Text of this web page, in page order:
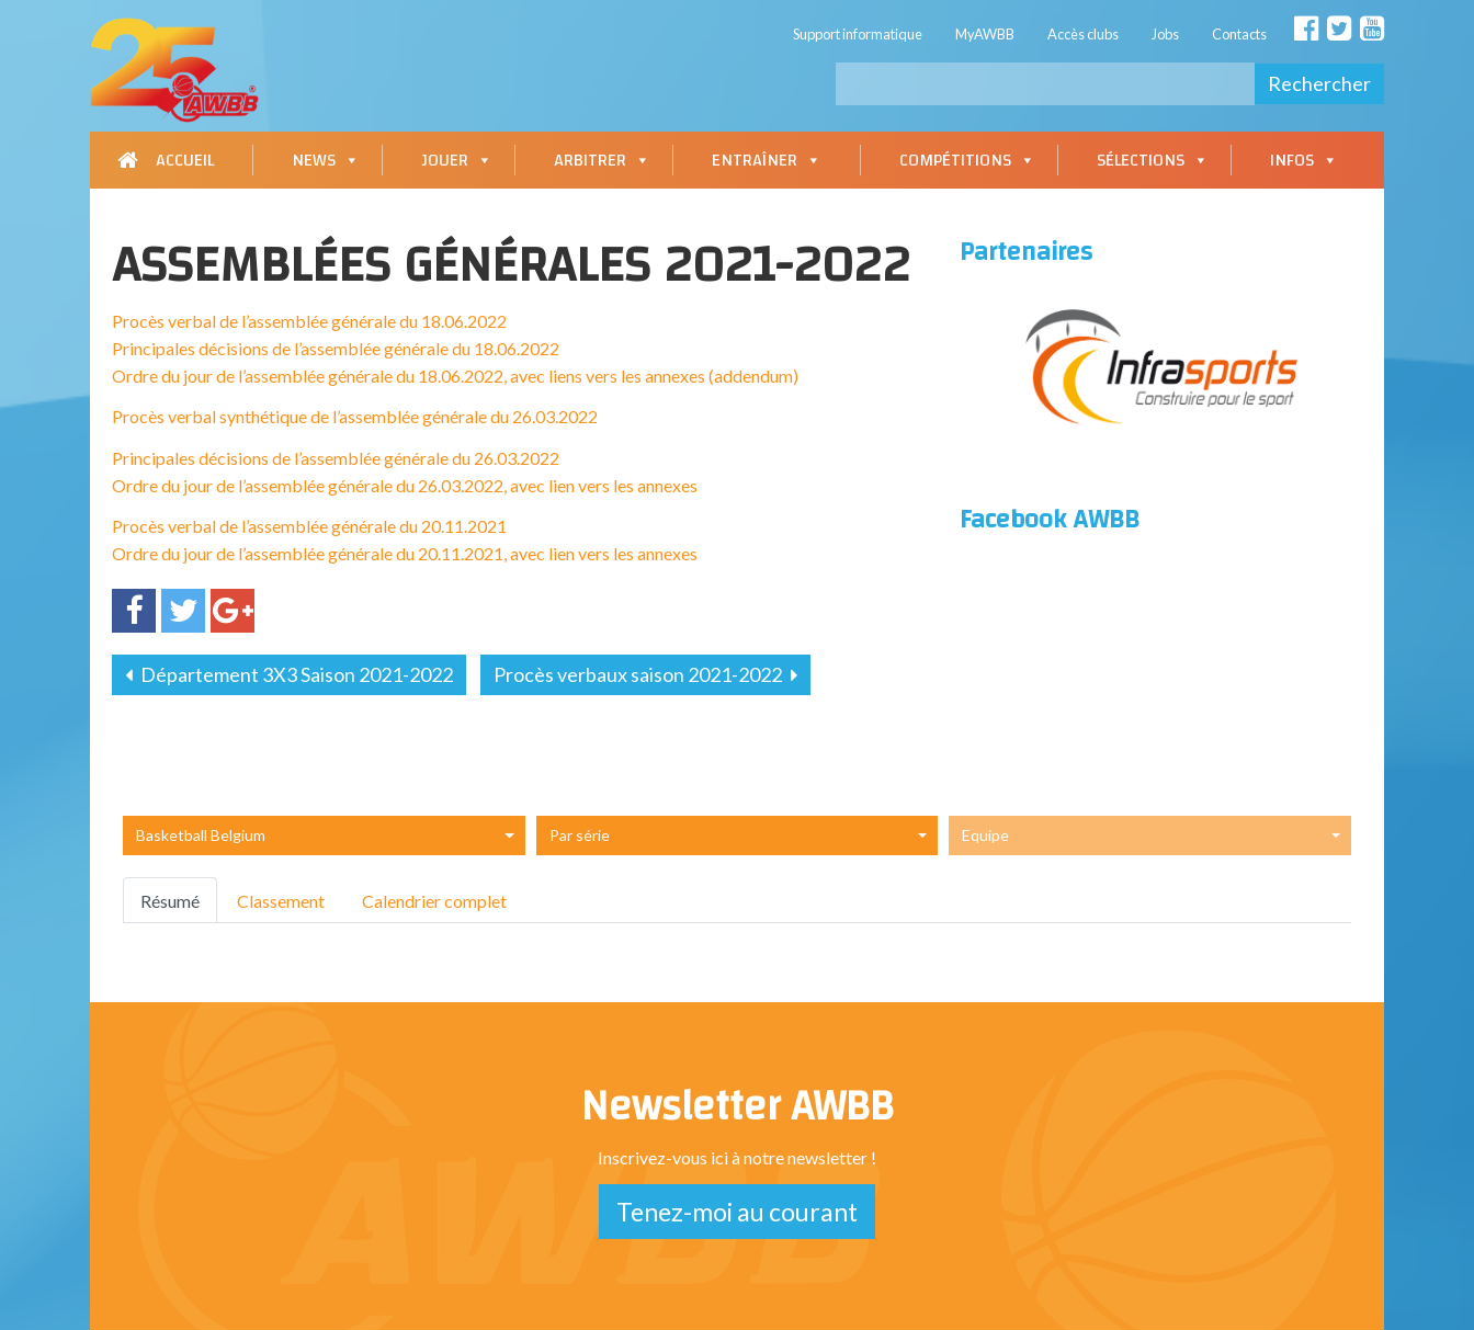
Support informatique MyAWBB Accès clubs Jobs Contacts
Rechercher
ACCUEIL NEWS JOUER ARBITRER ENTRAÎNER COMPÉTITIONS SÉLECTIONS INFOS
ASSEMBLÉES GÉNÉRALES 2021-2022
Procès verbal de l’assemblée générale du 18.06.2022
Principales décisions de l’assemblée générale du 18.06.2022
Ordre du jour de l’assemblée générale du 18.06.2022, avec liens vers les annexes (addendum)
Procès verbal synthétique de l’assemblée générale du 26.03.2022
Principales décisions de l’assemblée générale du 26.03.2022
Ordre du jour de l’assemblée générale du 26.03.2022, avec lien vers les annexes
Procès verbal de l’assemblée générale du 20.11.2021
Ordre du jour de l’assemblée générale du 20.11.2021, avec lien vers les annexes
Département 3X3 Saison 2021-2022 Procès verbaux saison 2021-2022
Partenaires
Facebook AWBB
Basketball Belgium Par série Equipe
Résumé Classement Calendrier complet
Newsletter AWBB
Inscrivez-vous ici à notre newsletter !
Tenez-moi au courant